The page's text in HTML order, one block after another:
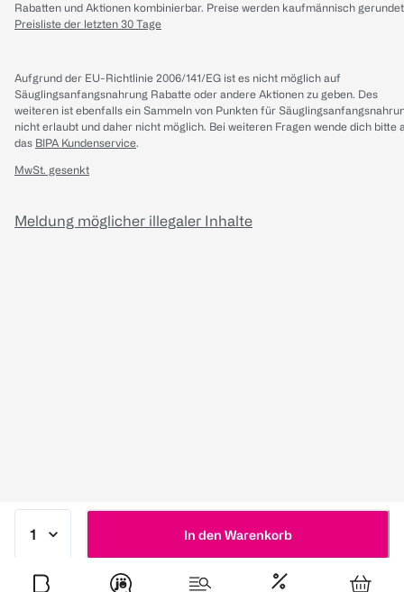
In den Warenkorb
Rabatten und Aktionen kombinierbar. Preise werden kaufmännisch
Preisliste der letzten 30 Tage
Aufgrund der EU-Richtlinie 2006/141/EG ist es nicht möglich auf
Säuglingsanfangsnahrung Rabatte oder andere Aktionen zu geben. Des
weiteren ist ebenfalls ein Sammeln von Punkten für
nicht erlaubt und daher nicht möglich. Bei weiteren Fragen wende dich bitte
das BIPA Kundenservice.
MwSt. gesenkt
Meldung möglicher illegaler Inhalte